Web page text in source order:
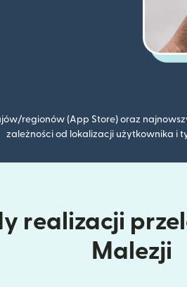
regionów (App Store) oraz
zależności od lokalizacji użytkownika i
realizacji
Malezji